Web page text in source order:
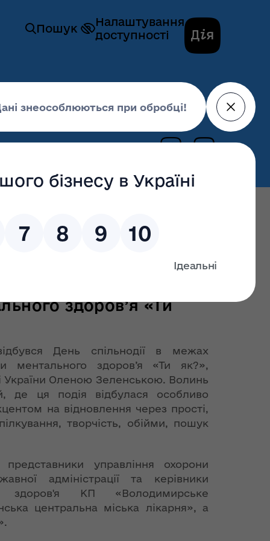
Пошук
Налаштування
доступності
останні оновлення: 17 червня 2026
здоров’я «Ти
День спільнодії в межах
ментального здоров’я «Ти як?»,
України Оленою Зеленською. Волинь
де ця подія відбулася особливо
на відновлення через прості,
творчість, обійми, пошук
управління охорони
адміністрації та керівники
здоров'я КП «Володимирське
центральна міська лікарня», а